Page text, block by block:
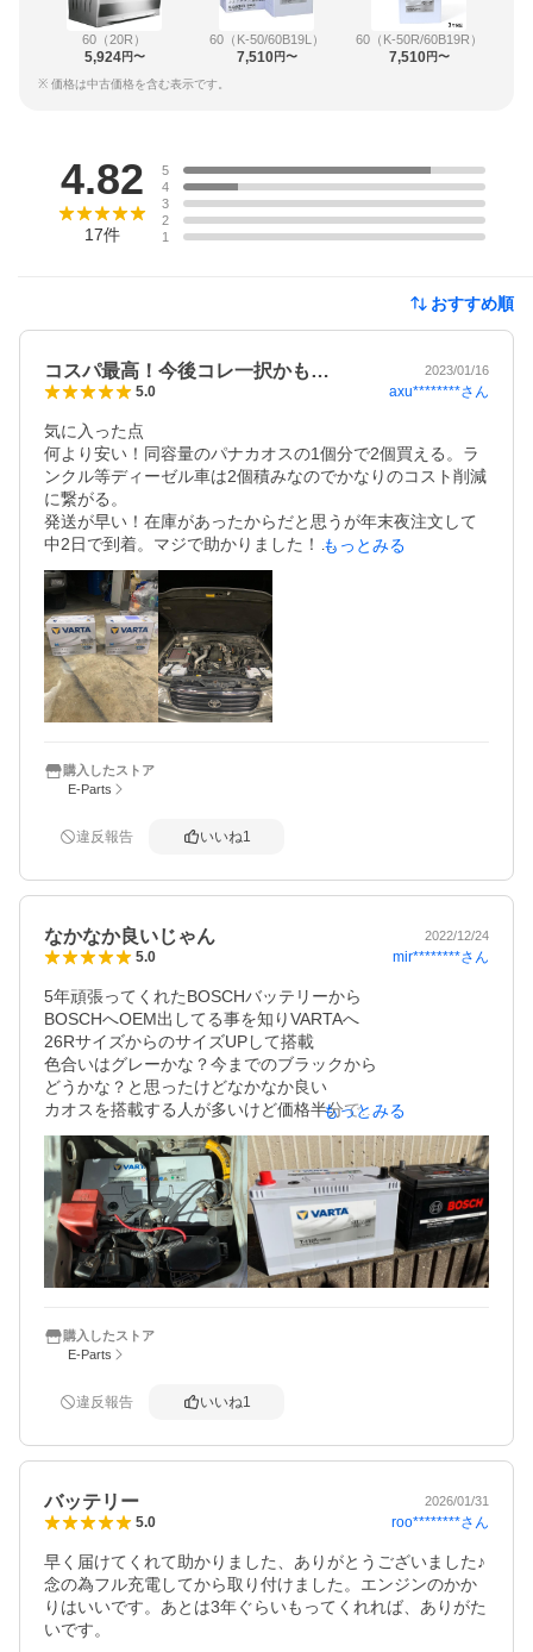
60（20R）
5,924円〜
60（K-50/60B19L）
7,510円〜
60（K-50R/60B19R）
7,510円〜
※ 価格は中古価格を含む表示です。
4.82
17件
5
4
3
2
1
おすすめ順
コスパ最高！今後コレ一択かも… 2023/01/16
5.0 axu********さん
気に入った点
何より安い！同容量のパナカオスの1個分で2個買える。ラ
ンクル等ディーゼル車は2個積みなのでかなりのコスト削減
に繋がる。
発送が早い！在庫があったからだと思うが年末夜注文して
中2日で到着。マジで助かりました！
悪い点
悪い点と言えるかどうか、私は即納品されたので問題無か
ったが在庫がない場合は時間かかるようで在庫確認はした
方が良いかも。私はしませんでしたが…
やはり何より乗用車搭載のバッテリーとしては最高峰のサ
イズ・性能のバッテリーがこの値段で買えるのは素晴らし
ブランドに拘る人は有名メーカーで良いと思いますが、ボ
ッシュにOEM供給しているブランドでOEM先より安いのは
仕事柄・趣味も高じて色々なバッテリーを使ったり充電し
ればこのクラスは問題無いと思います。
もっとみる
購入したストア
E-Parts
違反報告 いいね1
なかなか良いじゃん 2022/12/24
5.0 mir********さん
5年頑張ってくれたBOSCHバッテリーから
BOSCHへOEM出してる事を知りVARTAへ
26RサイズからのサイズUPして搭載
色合いはグレーかな？今までのブラックから
どうかな？と思ったけどなかなか良い
カオスを搭載する人が多いけど価格半分で
同性能以上、次回からこれにハマるかも
もっとみる
購入したストア
E-Parts
違反報告 いいね1
バッテリー 2026/01/31
5.0 roo********さん
早く届けてくれて助かりました、ありがとうございました♪
念の為フル充電してから取り付けました。エンジンのかか
りはいいです。あとは3年ぐらいもってくれれば、ありがた
いです。